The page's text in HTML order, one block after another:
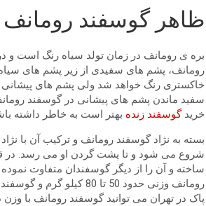
ظاهر گوسفند رومانف
بره ی رومانف در زمان تولد سیاه رنگ است و
رومانف، پشم های سفیدی از زیر پشم های
خاکستری رنگ خواهد شد ولی پشم های پیشانی
سفید ماندن پشم های پیشانی در گوسفند
خریدگوسفند زنده بهتر است به خاطر داشته
بسته به نژاد گوسفند رومانف و ترکیب آن با
شروع می شود و تا پشت گردن او می رسد. در
ساخته و آن را از دیگر گوسفندان متفاوت
پاک در تهران می توانید گوسفند رومانف با وزن